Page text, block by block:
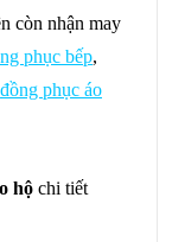
còn nhận may
phục bếp,
đồng phục áo
hộ chi tiết